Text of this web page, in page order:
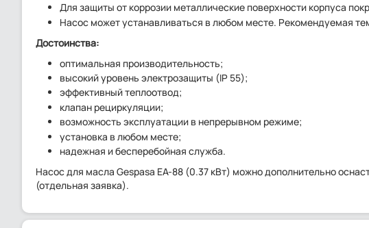
Для защиты от коррозии металлические поверхности корпуса
Насос может устанавливаться в любом месте. Рекомендуемая
Достоинства:
оптимальная производительность;
высокий уровень электрозащиты (IP 55);
эффективный теплоотвод;
клапан рециркуляции;
возможность эксплуатации в непрерывном режиме;
установка в любом месте;
надежная и бесперебойная служба.
Насос для масла Gespasa EA-88 (0.37 кВт) можно дополнительно
(отдельная заявка).